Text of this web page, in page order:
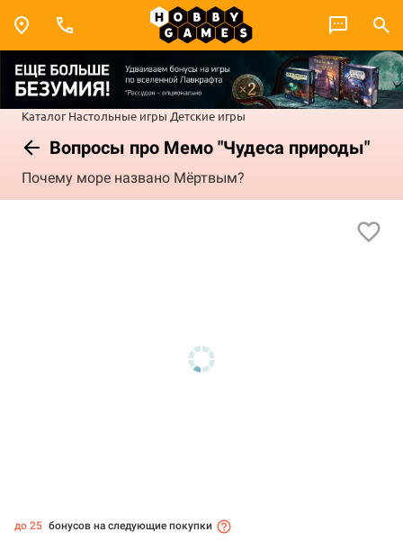
Каталог Настольные игры Детские игры
Вопросы про Мемо "Чудеса природы"
Почему море названо Мёртвым?
до 25 бонусов на следующие покупки